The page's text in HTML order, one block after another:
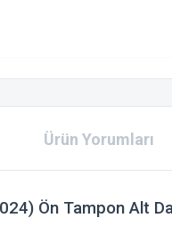
Ürün Yorumları
Ön Tampon Alt